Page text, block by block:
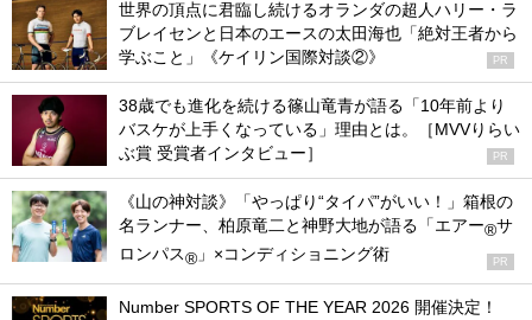
世界の頂点に君臨し続けるオランダの超人ハリー・ラ
ブレイセンと日本のエースの太田海也「絶対王者から
学ぶこと」《ケイリン国際対談②》
PR
38歳でも進化を続ける篠山竜青が語る「10年前より
バスケが上手くなっている」理由とは。［MVVりらい
ぶ賞 受賞者インタビュー］
PR
《山の神対談》「やっぱり“タイパ”がいい！」箱根の
名ランナー、柏原竜二と神野大地が語る「エアー®サ
ロンパス® 」×コンディショニング術 PR
Number SPORTS OF THE YEAR 2026 開催決定！